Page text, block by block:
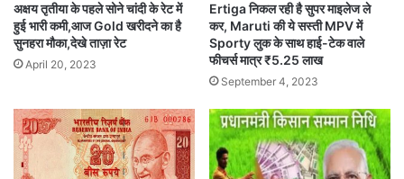
अक्षय तृतीया के पहले सोने चांदी के रेट में
हुई भारी कमी,आज Gold खरीदने का है
सुनहरा मौका,देखे ताज़ा रेट
April 20, 2023
Ertiga निकल रही है सुपर माइलेज ले
कर, Maruti की ये सस्ती MPV में
Sporty लुक के साथ हाई-टेक वाले
फीचर्स मात्र ₹5.25 लाख
September 4, 2023